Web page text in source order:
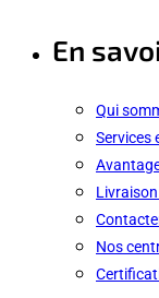
En
Qui
Services
Nos